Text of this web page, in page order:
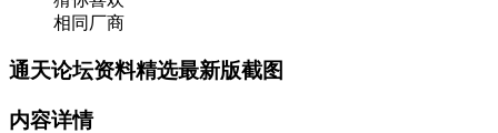
相同厂商
通天论坛资料精选最新版截图
内容详情